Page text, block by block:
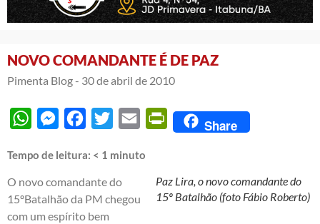
NOVO COMANDANTE É DE PAZ
Pimenta Blog - 30 de abril de 2010
WhatsAppMessengerFacebook
Twitter Email PrintFriendly
Share
Tempo de leitura: < 1 minuto
Paz Lira, o novo comandante do
15º Batalhão (foto Fábio Roberto)
O novo comandante do
15ºBatalhão da PM chegou
com um espírito bem